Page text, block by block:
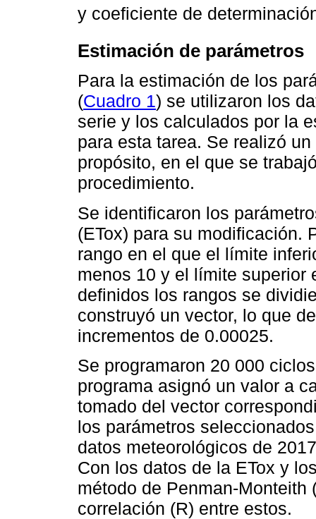
y coeficiente de
Estimación de parámetros
Para la estimación de los
(Cuadro 1) se utilizaron los
serie y los calculados por la
para esta tarea. Se realizó
propósito, en el que se
procedimiento.
Se identificaron los
(ETox) para su modificación.
rango en el que el límite
menos 10 y el límite superior
definidos los rangos se
construyó un vector, lo que
incrementos de 0.00025.
Se programaron 20 000
programa asignó un valor a
tomado del vector
los parámetros
datos meteorológicos de
Con los datos de la ETox y
método de Penman-
correlación (R) entre estos.